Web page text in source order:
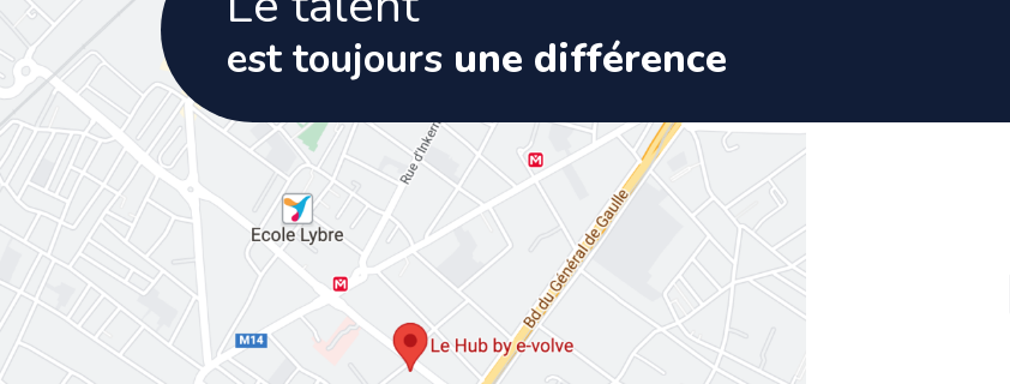
est toujours une différence